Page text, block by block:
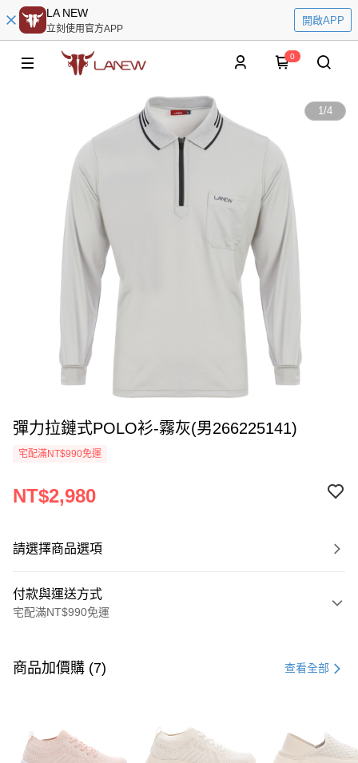
LA NEW
立刻使用官方APP
開啟APP
0
1/4
彈力拉鏈式POLO衫-霧灰(男266225141)
宅配滿NT$990免運
NT$2,980
請選擇商品選項
付款與運送方式
宅配滿NT$990免運
信用卡一次付款
悠遊付
商品加價購 (7) 查看全部